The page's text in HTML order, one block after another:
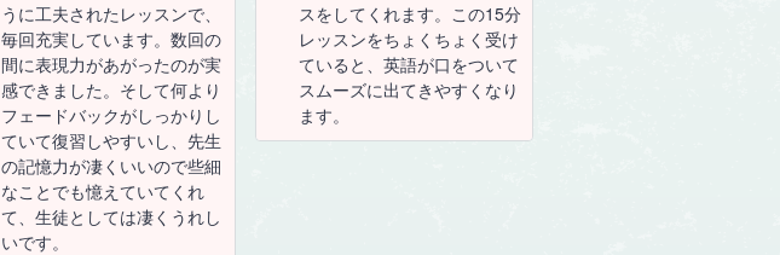
うに工夫されたレッスンで、
毎回充実しています。数回の
間に表現力があがったのが実
感できました。そして何より
フェードバックがしっかりし
ていて復習しやすいし、先生
の記憶力が凄くいいので些細
なことでも憶えていてくれ
て、生徒としては凄くうれし
いです。
スをしてくれます。この15分
レッスンをちょくちょく受け
ていると、英語が口をついて
スムーズに出てきやすくなり
ます。